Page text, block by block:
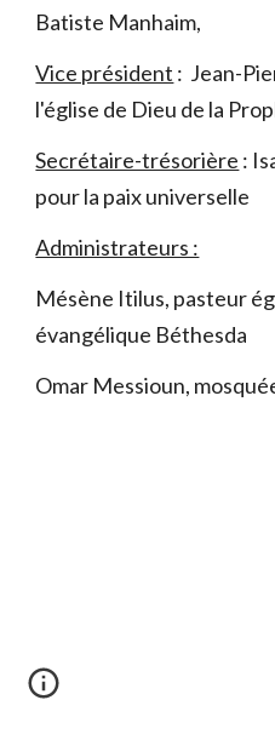
Batiste Manhaim,
Vice président : Jean-
l'église de Dieu de la
Secrétaire-trésorière :
pour la paix universelle
Administrateurs :
Mésène Itilus, pasteur
évangélique Béthesda
Omar Messioun,